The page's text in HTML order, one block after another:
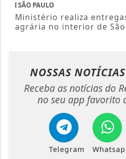
SÃO PAULO
Ministério realiza
agrária no interior de
NOSSAS NOTÍCIAS
Receba as notícias do
no seu app favorito
Telegram